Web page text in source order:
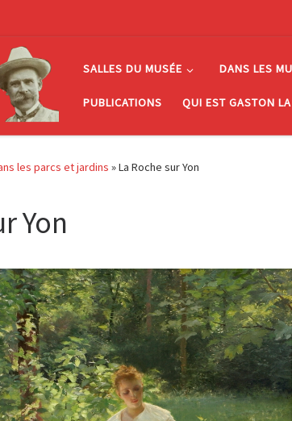
SALLES DU MUSÉE DANS LES
PUBLICATIONS QUI EST GASTON
les parcs et jardins »La Roche sur Yon
Yon